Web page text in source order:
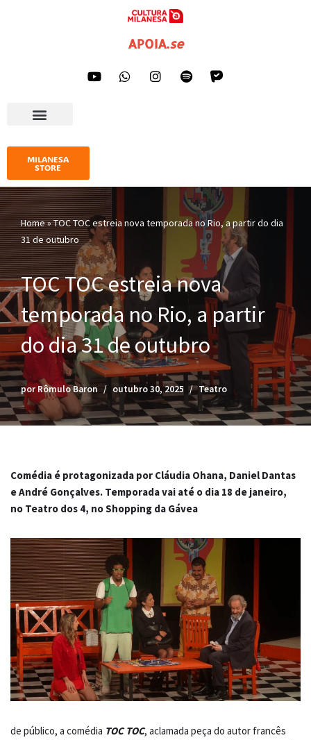
APOIA.se
MILANESA
STORE
Home»TOC TOC estreia nova temporada no Rio, a partir do dia
31 de outubro
TOC TOC estreia nova
temporada no Rio, a partir
do dia 31 de outubro
por Rômulo Baron outubro 30, 2025 Teatro
Comédia é protagonizada por Cláudia Ohana, Daniel Dantas
e André Gonçalves. Temporada vai até o dia 18 de janeiro,
no Teatro dos 4, no Shopping da Gávea
de público, a comédia TOC TOC, aclamada peça do autor francês